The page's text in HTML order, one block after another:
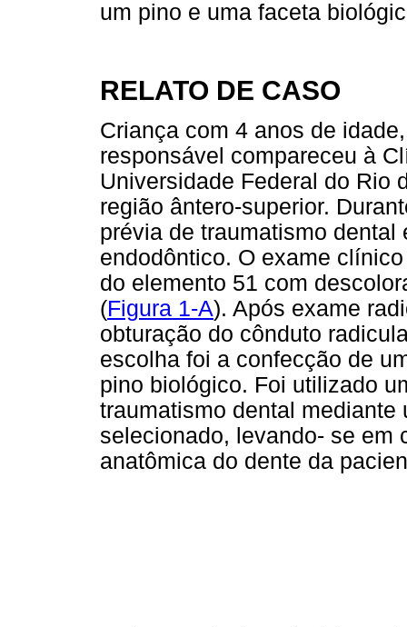
um pino e uma faceta
RELATO DE CASO
Criança com 4 anos de
responsável compareceu à
Universidade Federal do Rio
região ântero-superior.
prévia de traumatismo
endodôntico. O exame
do elemento 51 com
(Figura 1-A). Após exame
obturação do cônduto
escolha foi a confecção de
pino biológico. Foi utilizado
traumatismo dental mediante
selecionado, levando- se em
anatômica do dente da